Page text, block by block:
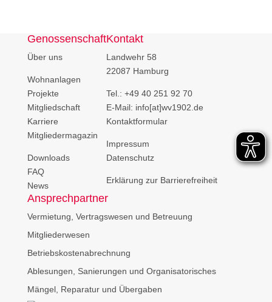
Genossenschaft
Über uns
Wohnanlagen
Projekte
Mitgliedschaft
Karriere
Mitgliedermagazin
Downloads
FAQ
News
Kontakt
Landwehr 58
22087 Hamburg
Tel.: +49 40 251 92 70
E-Mail: info[at]wv1902.de
Kontaktformular
Impressum
Datenschutz
Erklärung zur Barrierefreiheit
Ansprechpartner
Vermietung, Vertragswesen und Betreuung
Mitgliederwesen
Betriebskostenabrechnung
Ablesungen, Sanierungen und Organisatorisches
Mängel, Reparatur und Übergaben